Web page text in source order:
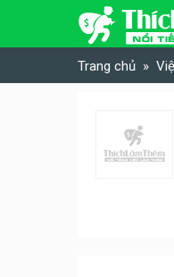
Skip to content
Trang chủ